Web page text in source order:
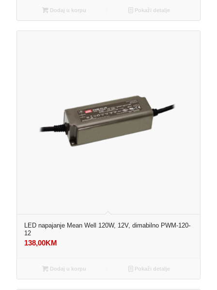
Dodaj u korpu Pokaži detalje
LED napajanje Mean Well 120W, 12V, dimabilno PWM-120-
12
138,00KM
Dodaj u korpu Pokaži detalje